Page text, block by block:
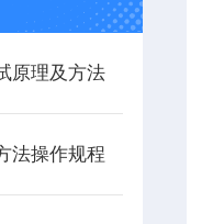
原理及方法
法操作规程